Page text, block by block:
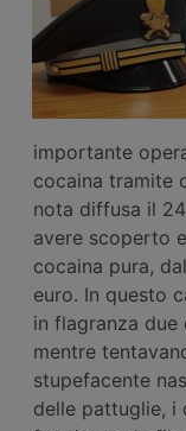
importante
cocaina tramite
nota diffusa il
avere scoperto
cocaina pura,
euro. In questo
in flagranza
mentre
stupefacente
delle pattuglie, i